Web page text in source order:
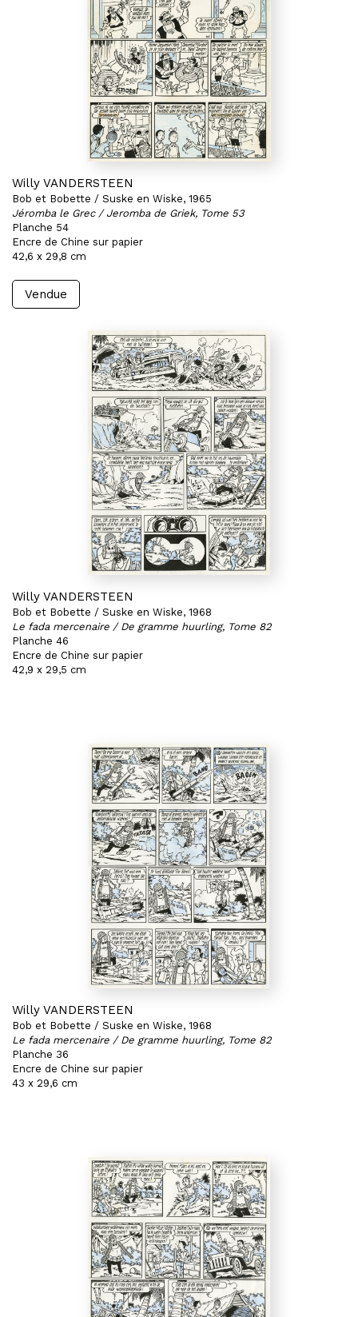
Willy VANDERSTEEN
Bob et Bobette / Suske en Wiske, 1965
Jéromba le Grec / Jeromba de Griek, Tome 53
Planche 54
Encre de Chine sur papier
42,6 x 29,8 cm
Vendue
Willy VANDERSTEEN
Bob et Bobette / Suske en Wiske, 1968
Le fada mercenaire / De gramme huurling, Tome 82
Planche 46
Encre de Chine sur papier
42,9 x 29,5 cm
Willy VANDERSTEEN
Bob et Bobette / Suske en Wiske, 1968
Le fada mercenaire / De gramme huurling, Tome 82
Planche 36
Encre de Chine sur papier
43 x 29,6 cm